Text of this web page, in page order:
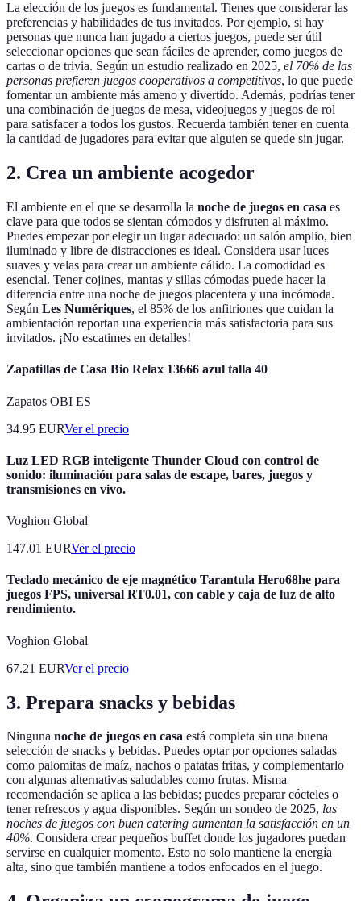
La elección de los juegos es fundamental. Tienes que considerar las
preferencias y habilidades de tus invitados. Por ejemplo, si hay
personas que nunca han jugado a ciertos juegos, puede ser útil
seleccionar opciones que sean fáciles de aprender, como juegos de
cartas o de trivia. Según un estudio realizado en 2025, el 70% de las
personas prefieren juegos cooperativos a competitivos, lo que puede
fomentar un ambiente más ameno y divertido. Además, podrías tener
una combinación de juegos de mesa, videojuegos y juegos de rol
para satisfacer a todos los gustos. Recuerda también tener en cuenta
la cantidad de jugadores para evitar que alguien se quede sin jugar.
2. Crea un ambiente acogedor
El ambiente en el que se desarrolla la noche de juegos en casa es
clave para que todos se sientan cómodos y disfruten al máximo.
Puedes empezar por elegir un lugar adecuado: un salón amplio, bien
iluminado y libre de distracciones es ideal. Considera usar luces
suaves y velas para crear un ambiente cálido. La comodidad es
esencial. Tener cojines, mantas y sillas cómodas puede hacer la
diferencia entre una noche de juegos placentera y una incómoda.
Según Les Numériques, el 85% de los anfitriones que cuidan la
ambientación reportan una experiencia más satisfactoria para sus
invitados. ¡No escatimes en detalles!
Zapatillas de Casa Bio Relax 13666 azul talla 40
Zapatos OBI ES
34.95 EURVer el precio
Luz LED RGB inteligente Thunder Cloud con control de
sonido: iluminación para salas de escape, bares, juegos y
transmisiones en vivo.
Voghion Global
147.01 EURVer el precio
Teclado mecánico de eje magnético Tarantula Hero68he para
juegos FPS, universal RT0.01, con cable y caja de luz de alto
rendimiento.
Voghion Global
67.21 EURVer el precio
3. Prepara snacks y bebidas
Ninguna noche de juegos en casa está completa sin una buena
selección de snacks y bebidas. Puedes optar por opciones saladas
como palomitas de maíz, nachos o patatas fritas, y complementarlo
con algunas alternativas saludables como frutas. Misma
recomendación se aplica a las bebidas; puedes preparar cócteles o
tener refrescos y agua disponibles. Según un sondeo de 2025, las
noches de juegos con buen catering aumentan la satisfacción en un
40%. Considera crear pequeños buffet donde los jugadores puedan
servirse en cualquier momento. Esto no solo mantiene la energía
alta, sino que también mantiene a todos enfocados en el juego.